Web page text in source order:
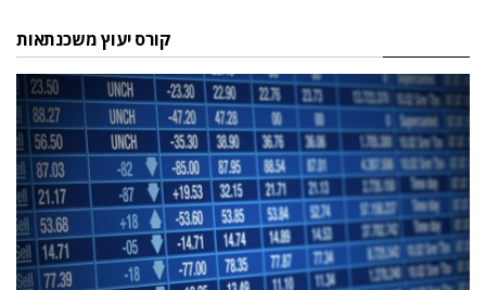
קורס יעוץ משכנתאות